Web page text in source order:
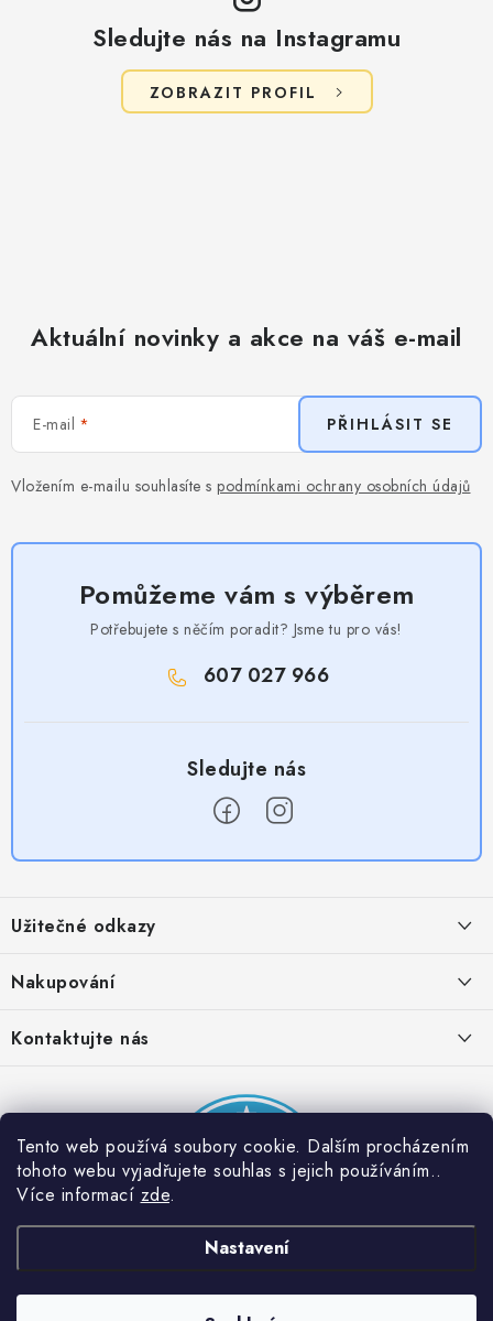
Tento web používá soubory cookie. Dalším procházením
tohoto webu vyjadřujete souhlas s jejich používáním..
Více informací zde.
Nastavení
Sledujte nás na Instagramu
ZOBRAZIT PROFIL
Aktuální novinky a akce na váš e-mail
E-mail
Vložením e-mailu souhlasíte s podmínkami ochrany osobních údajů
PŘIHLÁSIT SE
Pomůžeme vám s výběrem
Potřebujete s něčím poradit? Jsme tu pro vás!
607 027 966
p
a
Užitečné odkazy
Obchodní podmínky
Provizní systém
Partner stránek: Super plecháček
Nakupování
Časté otázky
Podmínky akce 2 + 1 zdarma
Kontaktujte nás